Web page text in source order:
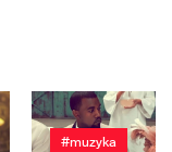
#muzyka